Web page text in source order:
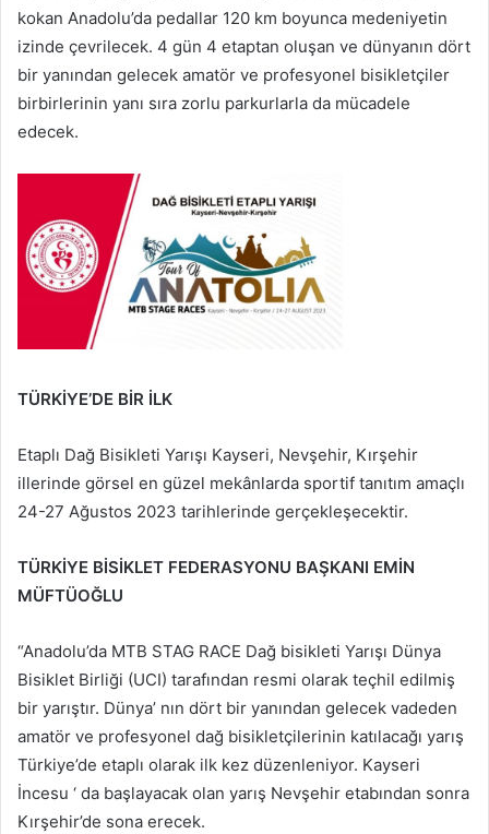
kokan Anadolu’da pedallar 120 km boyunca medeniyetin
izinde çevrilecek. 4 gün 4 etaptan oluşan ve dünyanın dört
bir yanından gelecek amatör ve profesyonel bisikletçiler
birbirlerinin yanı sıra zorlu parkurlarla da mücadele
edecek.
TÜRKİYE’DE BİR İLK
Etaplı Dağ Bisikleti Yarışı Kayseri, Nevşehir, Kırşehir
illerinde görsel en güzel mekânlarda sportif tanıtım amaçlı
24-27 Ağustos 2023 tarihlerinde gerçekleşecektir.
TÜRKİYE BİSİKLET FEDERASYONU BAŞKANI EMİN
MÜFTÜOĞLU
“Anadolu’da MTB STAG RACE Dağ bisikleti Yarışı Dünya
Bisiklet Birliği (UCI) tarafından resmi olarak teçhil edilmiş
bir yarıştır. Dünya’ nın dört bir yanından gelecek vadeden
amatör ve profesyonel dağ bisikletçilerinin katılacağı yarış
Türkiye’de etaplı olarak ilk kez düzenleniyor. Kayseri
İncesu ‘ da başlayacak olan yarış Nevşehir etabından sonra
Kırşehir’de sona erecek.